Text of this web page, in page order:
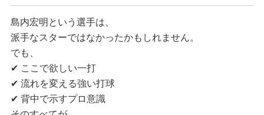
島内宏明という選手は、
派手なスターではなかったかもしれません。
でも、
✔ ここで欲しい一打
✔ 流れを変える強い打球
✔ 背中で示すプロ意識